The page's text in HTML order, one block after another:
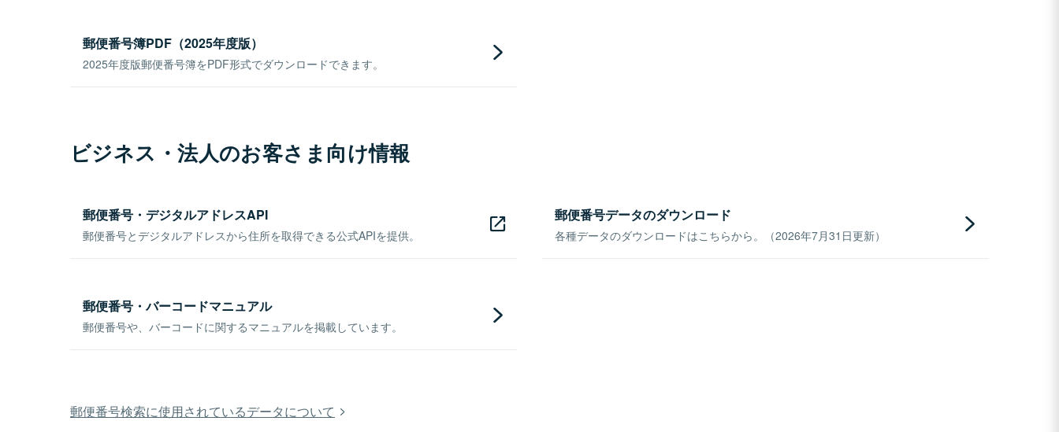
郵便番号簿PDF（2025年度版）
2025年度版郵便番号簿をPDF形式でダウンロードできます。
ビジネス・法人のお客さま向け情報
郵便番号・デジタルアドレスAPI
郵便番号とデジタルアドレスから住所を取得できる公式APIを提供。
郵便番号データのダウンロード
各種データのダウンロードはこちらから。（2026年7月31日更新）
郵便番号・バーコードマニュアル
郵便番号や、バーコードに関するマニュアルを掲載しています。
郵便番号検索に使用されているデータについて